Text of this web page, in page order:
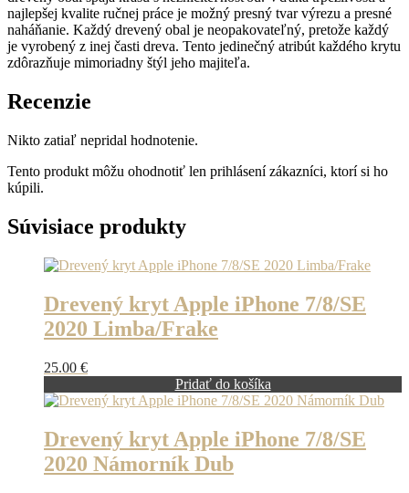
najlepšej kvalite ručnej práce je možný presný tvar výrezu a presné
naháňanie. Každý drevený obal je neopakovateľný, pretože každý
je vyrobený z inej časti dreva. Tento jedinečný atribút každého krytu
zdôrazňuje mimoriadny štýl jeho majiteľa.
Recenzie
Nikto zatiaľ nepridal hodnotenie.
Tento produkt môžu ohodnotiť len prihlásení zákazníci, ktorí si ho
kúpili.
Súvisiace produkty
Drevený kryt Apple iPhone 7/8/SE
2020 Limba/Frake
25.00 €
Pridať do košíka
Drevený kryt Apple iPhone 7/8/SE
2020 Námorník Dub